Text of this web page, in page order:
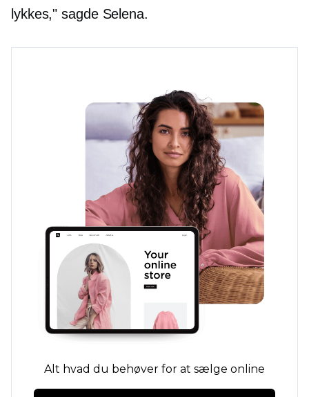
lykkes," sagde Selena.
Alt hvad du behøver for at sælge online